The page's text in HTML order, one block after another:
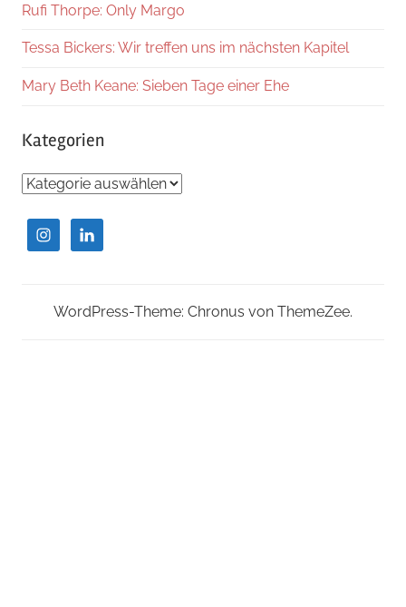
Rufi Thorpe: Only Margo
Tessa Bickers: Wir treffen uns im nächsten Kapitel
Mary Beth Keane: Sieben Tage einer Ehe
Kategorien
Kategorien
WordPress-Theme: Chronus von ThemeZee.